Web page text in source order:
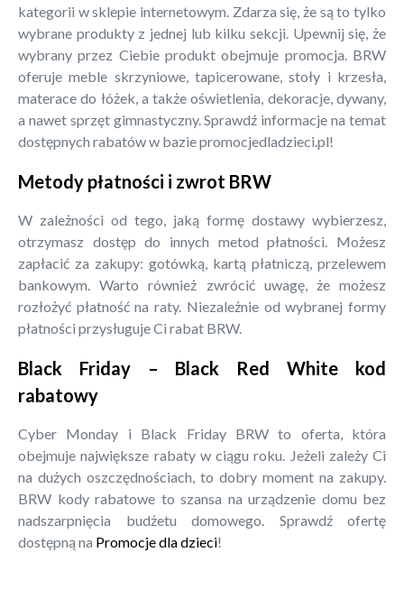
kategorii w sklepie internetowym. Zdarza się, że są to tylko
wybrane produkty z jednej lub kilku sekcji. Upewnij się, że
wybrany przez Ciebie produkt obejmuje promocja. BRW
oferuje meble skrzyniowe, tapicerowane, stoły i krzesła,
materace do łóżek, a także oświetlenia, dekoracje, dywany,
a nawet sprzęt gimnastyczny. Sprawdź informacje na temat
dostępnych rabatów w bazie promocjedladzieci.pl!
Metody płatności i zwrot BRW
W zależności od tego, jaką formę dostawy wybierzesz,
otrzymasz dostęp do innych metod płatności. Możesz
zapłacić za zakupy: gotówką, kartą płatniczą, przelewem
bankowym. Warto również zwrócić uwagę, że możesz
rozłożyć płatność na raty. Niezależnie od wybranej formy
płatności przysługuje Ci rabat BRW.
Black Friday – Black Red White kod
rabatowy
Cyber Monday i Black Friday BRW to oferta, która
obejmuje największe rabaty w ciągu roku. Jeżeli zależy Ci
na dużych oszczędnościach, to dobry moment na zakupy.
BRW kody rabatowe to szansa na urządzenie domu bez
nadszarpnięcia budżetu domowego. Sprawdź ofertę
dostępną na Promocje dla dzieci!